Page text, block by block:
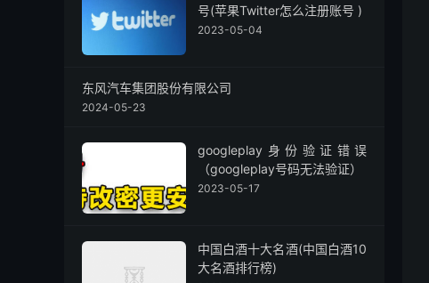
号(苹果Twitter怎么注册账号 )
2023-05-04
东风汽车集团股份有限公司
2024-05-23
googleplay身份验证错误
（googleplay号码无法验证）
2023-05-17
中国白酒十大名酒(中国白酒10
大名酒排行榜)